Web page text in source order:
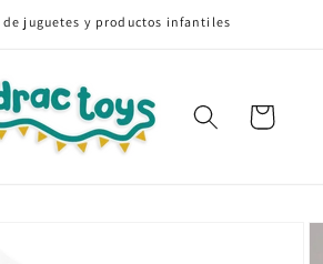
juguetes y productos infantiles
Carrito